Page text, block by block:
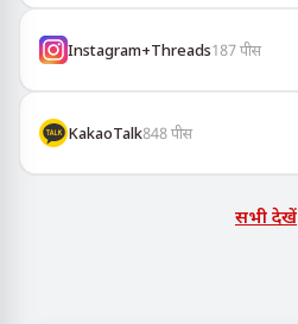
Instagram+Threads187पीस
KakaoTalk848पीस
सभी देखें